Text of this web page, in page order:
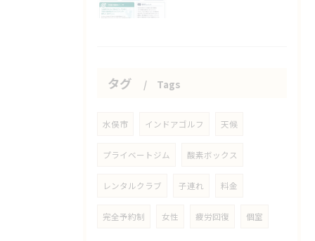
タグ Tags
水俣市 インドアゴルフ 天候
プライベートジム 酸素ボックス
レンタルクラブ 子連れ 料金
完全予約制 女性 疲労回復 個室